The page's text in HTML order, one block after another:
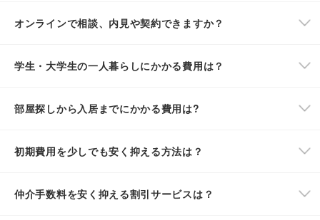
オンラインで相談、内見や契約できますか？
学生・大学生の一人暮らしにかかる費用は？
部屋探しから入居までにかかる費用は?
初期費用を少しでも安く抑える方法は？
仲介手数料を安く抑える割引サービスは？